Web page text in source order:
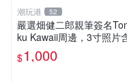
潮玩港 52
嚴選畑健二郎親筆簽名
ku Kawaii周邊，3寸照片
裝卡匣。收藏家直供，保
靠。 Tonikaku Kawaii 畑健
$1,000